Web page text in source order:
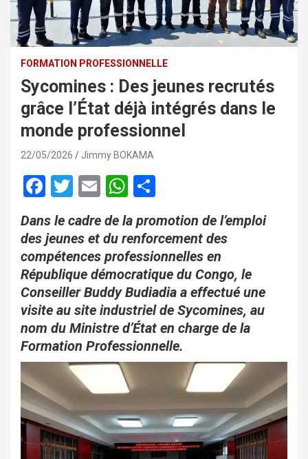
FORMATION PROFESSIONNELLE
Sycomines : Des jeunes recrutés
grâce l’État déjà intégrés dans le
monde professionnel
22/05/2026 Jimmy BOKAMA
F
a
ce
b
o
o
k
T
wi
tt
er
E
m
ail
W
at
s
A
p
p
ta
g
er
Dans le cadre de la promotion de l’emploi
des jeunes et du renforcement des
compétences professionnelles en
République démocratique du Congo, le
Conseiller Buddy Budiadia a effectué une
visite au site industriel de Sycomines, au
nom du Ministre d’État en charge de la
Formation Professionnelle.